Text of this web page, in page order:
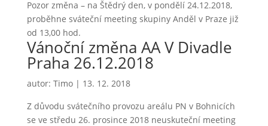
Pozor změna – na Štědrý den, v pondělí 24.12.2018,
proběhne sváteční meeting skupiny Anděl v Praze již
od 13,00 hod.
Vánoční změna AA V Divadle
Praha 26.12.2018
autor: Timo| 13. 12. 2018
Z důvodu svátečního provozu areálu PN v Bohnicích
se ve středu 26. prosince 2018 neuskuteční meeting